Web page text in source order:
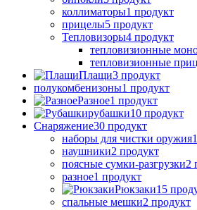
коллиматоры1 продукт
прицелы5 продукт
Тепловизоры4 продукт
тепловизионные
тепловизионные
Плащи3 продукт
полукомбенизоны1 продукт
Разное1 продукт
рубашки10 продукт
Снаряжение30 продукт
наборы для чистки оружия
наушники2 продукт
поясные сумки-разгрузки2
разное1 продукт
Рюкзаки15
спальные мешки2 продукт